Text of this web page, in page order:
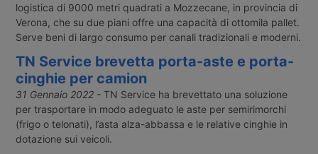
logistica di 9000 metri quadrati a Mozzecane, in provincia di
Verona, che su due piani offre una capacità di ottomila pallet.
Serve beni di largo consumo per canali tradizionali e moderni.
TN Service brevetta porta-aste e porta-
cinghie per camion
31 Gennaio 2022- TN Service ha brevettato una soluzione
per trasportare in modo adeguato le aste per semirimorchi
(frigo o telonati), l’asta alza-abbassa e le relative cinghie in
dotazione sui veicoli.